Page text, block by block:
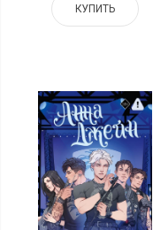
КУПИТЬ